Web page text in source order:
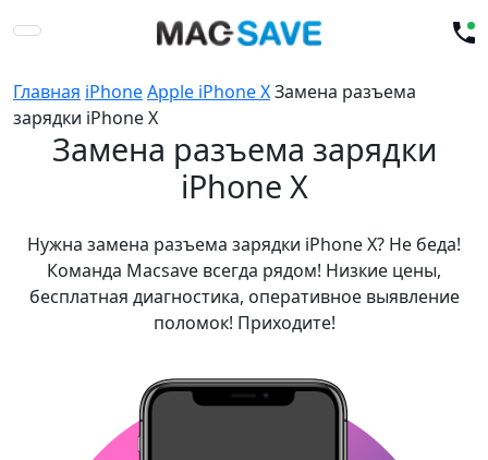
Главная iPhoneApple iPhone XЗамена разъема
зарядки iPhone X
Замена разъема зарядки
iPhone X
Нужна замена разъема зарядки iPhone X? Не беда!
Команда Macsave всегда рядом! Низкие цены,
бесплатная диагностика, оперативное выявление
поломок! Приходите!